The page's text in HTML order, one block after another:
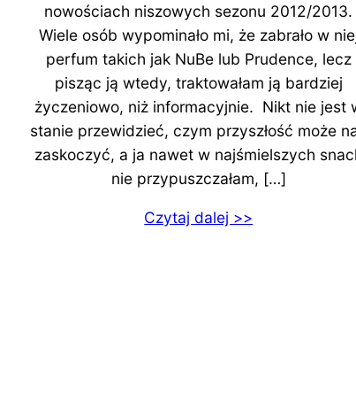
nowościach niszowych sezonu 2012/2013.
Wiele osób wypominało mi, że zabrało w
perfum takich jak NuBe lub Prudence, lecz
pisząc ją wtedy, traktowałam ją bardziej
życzeniowo, niż informacyjnie. Nikt nie jest
stanie przewidzieć, czym przyszłość może
zaskoczyć, a ja nawet w najśmielszych
nie przypuszczałam, […]
Czytaj dalej >>